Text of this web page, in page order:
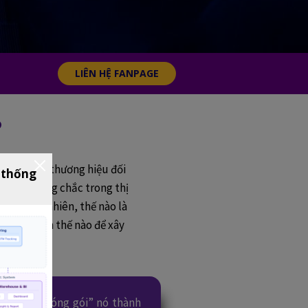
LIÊN HỆ FANPAGE
dựng thương hiệu đối
đứng vững chắc trong thị
Tuy nhiên, thế nào là
và làm thế nào để xây
cách “đóng gói” nó thành
thống